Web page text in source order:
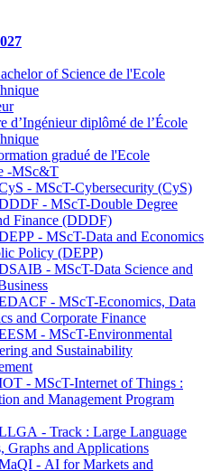
of Science de l'Ecole
d’Ingénieur diplômé de l’École
gradué de l'Ecole
-MSc&T
- MScT-Cybersecurity (CyS)
- MScT-Double Degree
Finance (DDDF)
- MScT-Data and Economics
Policy (DEPP)
- MScT-Data Science and
- MScT-Economics, Data
and Corporate Finance
- MScT-Environmental
and Sustainability
- MScT-Internet of Things :
and Management Program
- Track : Large Language
Graphs and Applications
- AI for Markets and